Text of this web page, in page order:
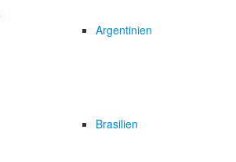
Argentinien
Brasilien